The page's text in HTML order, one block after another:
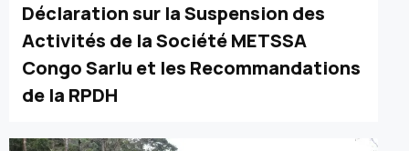
Déclaration sur la Suspension des
Activités de la Société METSSA
Congo Sarlu et les Recommandations
de la RPDH